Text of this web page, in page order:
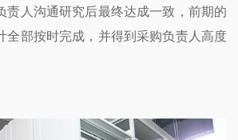
责人沟通研究后最终达成一致，前期的
全部按时完成，并得到采购负责人高度